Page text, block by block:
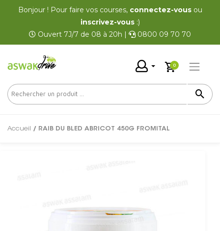
Bonjour ! Pour faire vos courses, connectez-vousou
inscrivez-vous:)
Ouvert 7J/7 de 08 à 20h |
0800 09 70 70
0
Accueil / RAIB DU BLED ABRICOT 450G FROMITAL